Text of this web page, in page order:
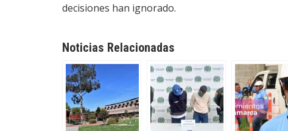
decisiones han ignorado.
Noticias Relacionadas